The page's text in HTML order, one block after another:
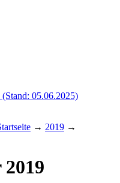
(Stand: 05.06.2025)
→ 2019 →